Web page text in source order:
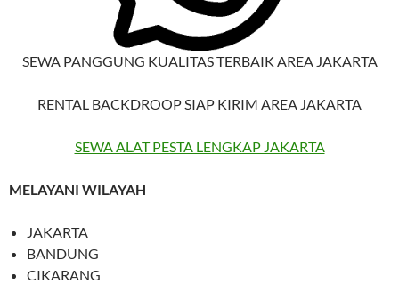
SEWA PANGGUNG KUALITAS TERBAIK AREA JAKARTA
RENTAL BACKDROOP SIAP KIRIM AREA JAKARTA
SEWA ALAT PESTA LENGKAP JAKARTA
MELAYANI WILAYAH
JAKARTA
BANDUNG
CIKARANG